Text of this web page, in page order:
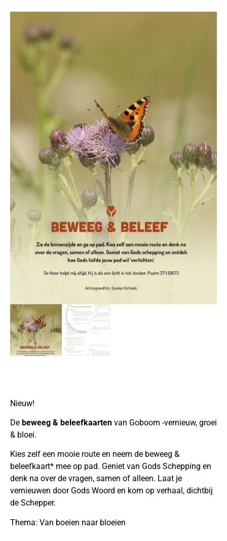
Nieuw!
De beweeg & beleefkaarten van Goboom -vernieuw, groei
& bloei.
Kies zelf een mooie route en neem de beweeg &
beleefkaart* mee op pad. Geniet van Gods Schepping en
denk na over de vragen, samen of alleen. Laat je
vernieuwen door Gods Woord en kom op verhaal, dichtbij
de Schepper.
Thema: Van boeien naar bloeien